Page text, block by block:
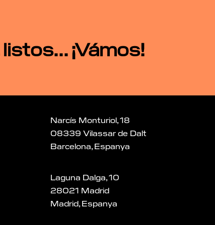
¡Vámos!
Narcís Monturiol, 18
08339 Vilassar de Dalt
Barcelona, Espanya
Laguna Dalga, 10
28021 Madrid
Madrid, Espanya